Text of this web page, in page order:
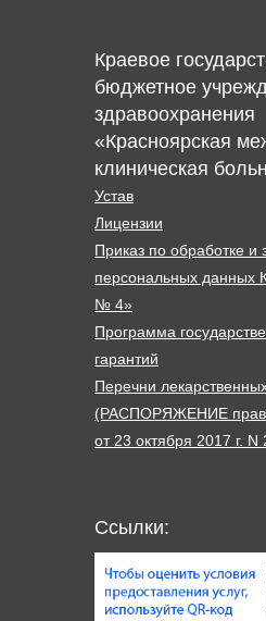
Краевое
бюджетное
здравоохранения
«Красноярская
клиническая
Устав
Лицензии
Приказ по обработке и
персональных данных
№ 4»
Программа
гарантий
Перечни
(РАСПОРЯЖЕНИЕ
от 23 октября 2017 г. N
Ссылки: